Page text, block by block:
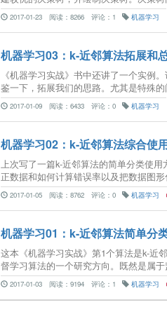
2017-01-23 阅读：8266 评论：1 机器学习
机器学习03：k-近邻算法拓展和
《机器学习实战》书中还讲了一个实例
鉴一下，拓展我们的思路。尤其是特殊
2017-01-09 阅读：6433 评论：0 机器学习
机器学习02：k-近邻算法综合使
上次写了一篇k-近邻算法的简单分类使
正数据和如何计算错误率以及把数据图
2017-01-05 阅读：8762 评论：0 机器学习
机器学习01：k-近邻算法简单分
这本《机器学习实战》第1个算法是k-近
督学习算法的一个研究方向。既然是属
2017-01-03 阅读：9194 评论：1 机器学习